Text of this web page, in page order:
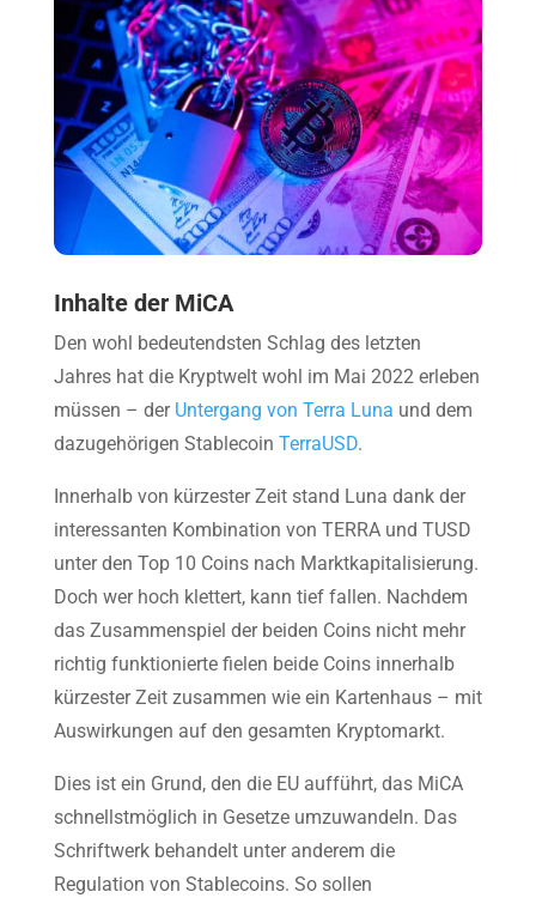
Inhalte der MiCA
Den wohl bedeutendsten Schlag des letzten
Jahres hat die Kryptwelt wohl im Mai 2022 erleben
müssen – der Untergang von Terra Luna und dem
dazugehörigen Stablecoin TerraUSD.
Innerhalb von kürzester Zeit stand Luna dank der
interessanten Kombination von TERRA und TUSD
unter den Top 10 Coins nach Marktkapitalisierung.
Doch wer hoch klettert, kann tief fallen. Nachdem
das Zusammenspiel der beiden Coins nicht mehr
richtig funktionierte fielen beide Coins innerhalb
kürzester Zeit zusammen wie ein Kartenhaus – mit
Auswirkungen auf den gesamten Kryptomarkt.
Dies ist ein Grund, den die EU aufführt, das MiCA
schnellstmöglich in Gesetze umzuwandeln. Das
Schriftwerk behandelt unter anderem die
Regulation von Stablecoins. So sollen